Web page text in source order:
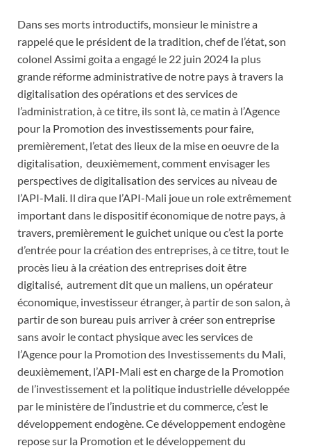
Dans ses morts introductifs, monsieur le ministre a
rappelé que le président de la tradition, chef de l’état, son
colonel Assimi goita a engagé le 22 juin 2024 la plus
grande réforme administrative de notre pays à travers la
digitalisation des opérations et des services de
l’administration, à ce titre, ils sont là, ce matin à l’Agence
pour la Promotion des investissements pour faire,
premièrement, l’etat des lieux de la mise en oeuvre de la
digitalisation, deuxièmement, comment envisager les
perspectives de digitalisation des services au niveau de
l’API-Mali. Il dira que l’API-Mali joue un role extrêmement
important dans le dispositif économique de notre pays, à
travers, premièrement le guichet unique ou c’est la porte
d’entrée pour la création des entreprises, à ce titre, tout le
procès lieu à la création des entreprises doit être
digitalisé, autrement dit que un maliens, un opérateur
économique, investisseur étranger, à partir de son salon, à
partir de son bureau puis arriver à créer son entreprise
sans avoir le contact physique avec les services de
l’Agence pour la Promotion des Investissements du Mali,
deuxièmement, l’API-Mali est en charge de la Promotion
de l’investissement et la politique industrielle développée
par le ministère de l’industrie et du commerce, c’est le
développement endogène. Ce développement endogène
repose sur la Promotion et le développement du